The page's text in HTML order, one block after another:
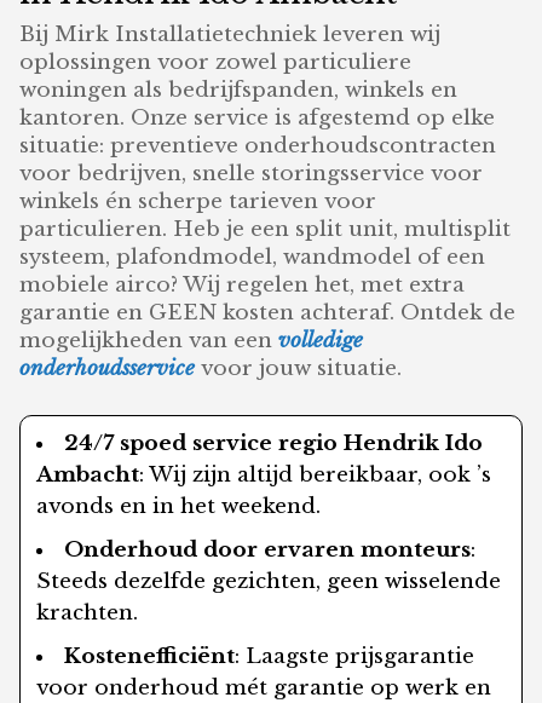
Bij Mirk Installatietechniek leveren wij
oplossingen voor zowel particuliere
woningen als bedrijfspanden, winkels en
kantoren. Onze service is afgestemd op elke
situatie: preventieve onderhoudscontracten
voor bedrijven, snelle storingsservice voor
winkels én scherpe tarieven voor
particulieren. Heb je een split unit, multisplit
systeem, plafondmodel, wandmodel of een
mobiele airco? Wij regelen het, met extra
garantie en GEEN kosten achteraf. Ontdek de
mogelijkheden van eenvolledige
onderhoudsservicevoor jouw situatie.
24/7 spoed service regio Hendrik Ido
Ambacht: Wij zijn altijd bereikbaar, ook ’s
avonds en in het weekend.
Onderhoud door ervaren monteurs:
Steeds dezelfde gezichten, geen wisselende
krachten.
Kostenefficiënt: Laagste prijsgarantie
voor onderhoud mét garantie op werk en